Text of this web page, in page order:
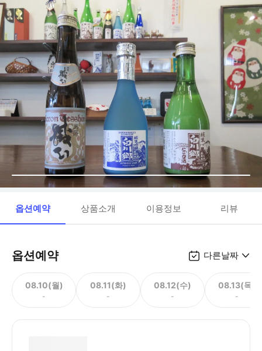
옵션예약 상품소개 이용정보 리뷰
옵션예약 다른날짜
08.10(월)
-
08.11(화)
-
08.12(수)
-
08.13(목)
-